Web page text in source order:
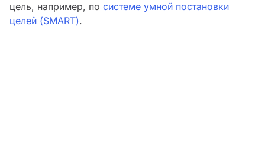
цель, например, по системе умной постановки
целей (SMART).